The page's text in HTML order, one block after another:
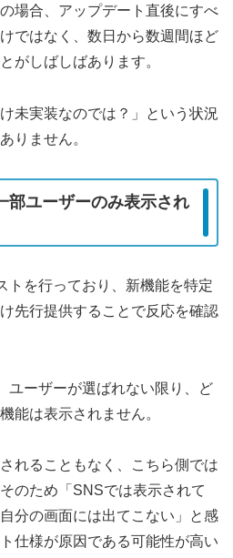
場合、アップデート直後にすべ
ではなく、数日から数週間ほど
がしばしばあります。
未実装なのでは？」という状況
りません。
部ユーザーのみ表示され
トを行っており、新機能を特定
先行提供することで反応を確認
ユーザーが選ばれない限り、ど
能は表示されません。
れることもなく、こちら側では
のため「SNSでは表示されて
分の画面には出てこない」と感
仕様が原因である可能性が高い